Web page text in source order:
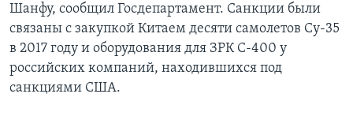
Шанфу, сообщил Госдепартамент. Санкции были
связаны с закупкой Китаем десяти самолетов Су-35
в 2017 году и оборудования для ЗРК С-400 у
российских компаний, находившихся под
санкциями США.